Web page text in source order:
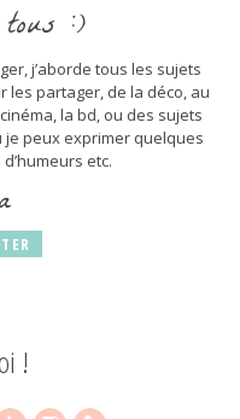
:)
j’aborde tous les sujets
les partager, de la déco, au
la bd, ou des sujets
je peux exprimer quelques
etc.
!